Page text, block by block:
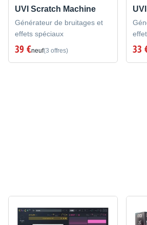
UVI Scratch Machine
Générateur de bruitages et
effets spéciaux
39 €neuf(3 offres) 33